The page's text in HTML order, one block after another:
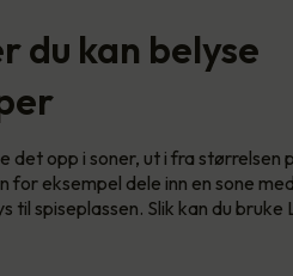
du kan belyse
det opp i soner, ut i fra størrelsen
for eksempel dele inn en sone
til spiseplassen. Slik kan du bruke